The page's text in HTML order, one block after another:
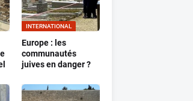
INTERNATIONAL
Europe : les
communautés
juives en danger ?